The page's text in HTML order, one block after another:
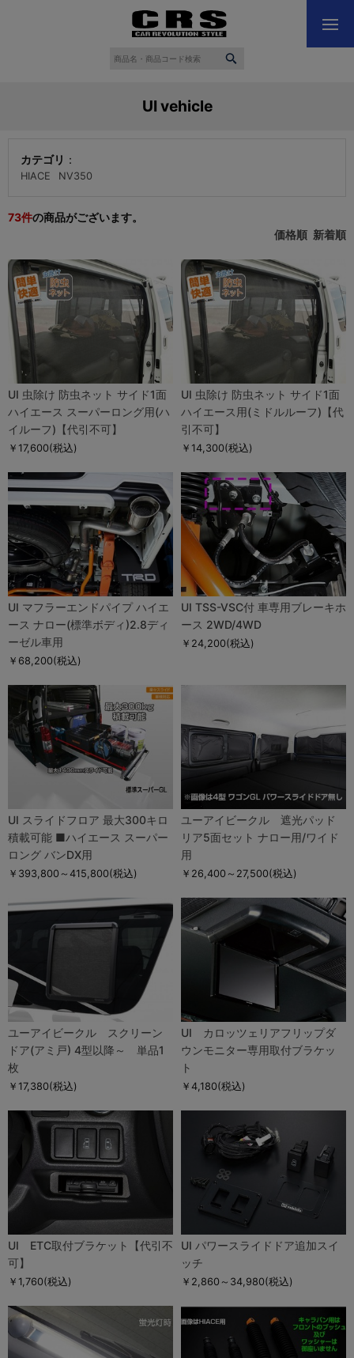
UI vehicle
カテゴリ ：
HIACE NV350
73件の商品がございます。
価格順 新着順
UI 虫除け 防虫ネット サイド1面
ハイエース スーパーロング用(ハ
イルーフ)【代引不可】
￥17,600(税込)
UI 虫除け 防虫ネット サイド1面
ハイエース用(ミドルルーフ)【代
引不可】
￥14,300(税込)
UI マフラーエンドパイプ ハイエ
ース ナロー(標準ボディ)2.8ディ
ーゼル車用
￥68,200(税込)
UI TSS-VSC付 車専用ブレーキホ
ース 2WD/4WD
￥24,200(税込)
UI スライドフロア 最大300キロ
積載可能 ■ハイエース スーパー
ロング バンDX用
￥393,800～415,800(税込)
ユーアイビークル 遮光パッド
リア5面セット ナロー用/ワイド
用
￥26,400～27,500(税込)
ユーアイビークル スクリーン
ドア(アミ戸) 4型以降～ 単品1
枚
￥17,380(税込)
UI カロッツェリアフリップダ
ウンモニター専用取付ブラケッ
ト
￥4,180(税込)
UI ETC取付ブラケット【代引不
可】
￥1,760(税込)
UI パワースライドドア追加スイ
ッチ
￥2,860～34,980(税込)